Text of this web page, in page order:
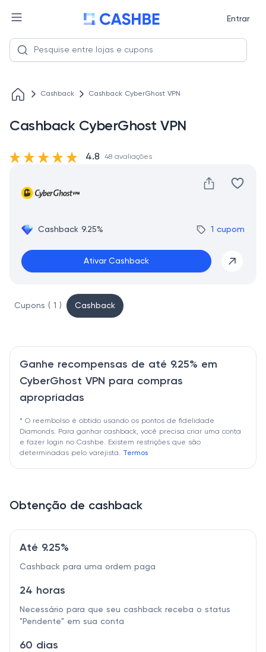
Entrar
Cashback Cashback CyberGhost VPN
Cashback CyberGhost VPN
Cashback 9.25% 1 cupom
Ativar Cashback
4.8 48 avaliações
Cupons ( 1 ) Cashback
Ganhe recompensas de até 9.25% em
CyberGhost VPN para compras
apropriadas
* O reembolso é obtido usando os pontos de fidelidade
Diamonds. Para ganhar cashback, você precisa criar uma conta
e fazer login no Cashbe. Existem restrições que são
determinadas pelo varejista. Termos
Obtenção de cashback
Até 9.25%
Cashback para uma ordem paga
24 horas
Necessário para que seu cashback receba o status
"Pendente" em sua conta
60 dias